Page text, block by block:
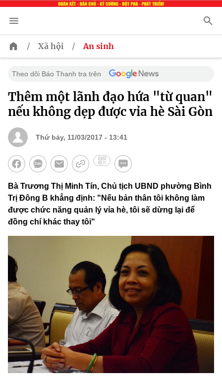
/ Xã hội / An sinh
Theo dõi Báo Thanh tra trên
Thêm một lãnh đạo hứa "từ quan"
nếu không dẹp được vỉa hè Sài Gòn
Thứ bảy, 11/03/2017 - 13:41
Bà Trương Thị Minh Tín, Chủ tịch UBND phường Bình
Trị Đông B khẳng định: "Nếu bản thân tôi không làm
được chức năng quản lý vỉa hè, tôi sẽ dừng lại để
đồng chí khác thay tôi"